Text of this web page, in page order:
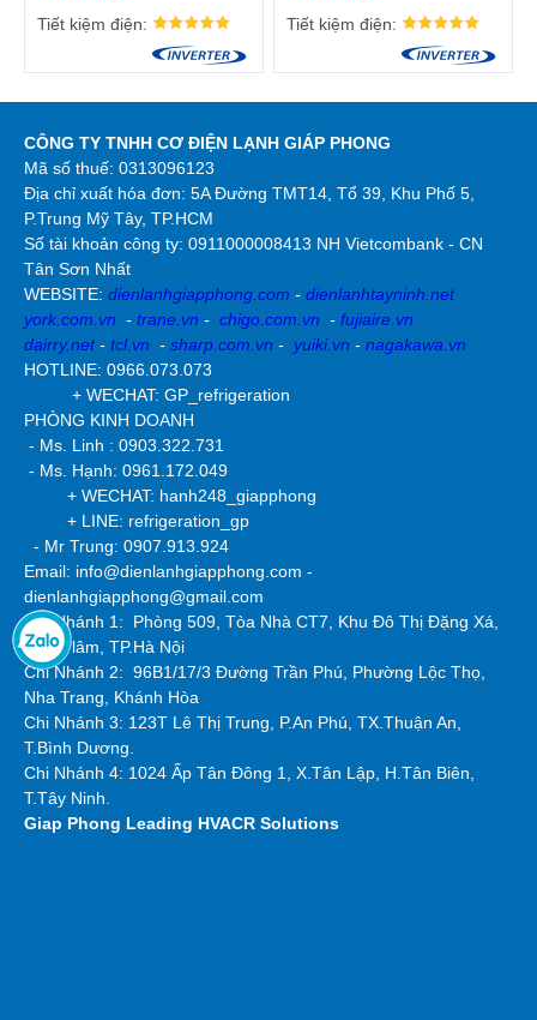
Tiết kiệm điện: Tiết kiệm điện:
CÔNG TY TNHH CƠ ĐIỆN LẠNH GIÁP PHONG
Mã số thuế: 0313096123
Địa chỉ xuất hóa đơn: 5A Đường TMT14, Tổ 39, Khu Phố 5,
P.Trung Mỹ Tây, TP.HCM
Số tài khoản công ty: 0911000008413 NH Vietcombank - CN
Tân Sơn Nhất
WEBSITE: dienlanhgiapphong.com - dienlanhtayninh.net
york.com.vn - trane.vn - chigo.com.vn - fujiaire.vn
dairry.net- tcl.vn - sharp.com.vn - yuiki.vn - nagakawa.vn
HOTLINE: 0966.073.073
+ WECHAT: GP_refrigeration
PHÒNG KINH DOANH
- Ms. Linh : 0903.322.731
- Ms. Hạnh: 0961.172.049
+ WECHAT: hanh248_giapphong
+ LINE: refrigeration_gp
- Mr Trung: 0907.913.924
Email: info@dienlanhgiapphong.com -
dienlanhgiapphong@gmail.com
Chi Nhánh 1: Phòng 509, Tòa Nhà CT7, Khu Đô Thị Đặng Xá,
H.Gia lâm, TP.Hà Nội
Chi Nhánh 2: 96B1/17/3 Đường Trần Phú, Phường Lộc Thọ,
Nha Trang, Khánh Hòa
Chi Nhánh 3: 123T Lê Thị Trung, P.An Phú, TX.Thuận An,
T.Bình Dương.
Chi Nhánh 4: 1024 Ấp Tân Đông 1, X.Tân Lập, H.Tân Biên,
T.Tây Ninh.
Giap Phong Leading HVACR Solutions